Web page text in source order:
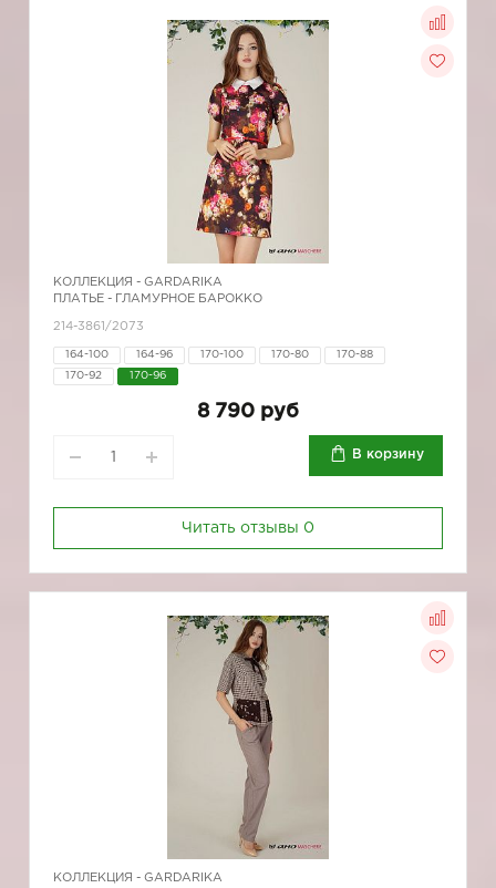
КОЛЛЕКЦИЯ - GARDARIKA
ПЛАТЬЕ - ГЛАМУРНОЕ БАРОККО
214-3861/2073
164-100 164-96 170-100 170-80 170-88
170-92 170-96
8 790 руб
В корзину
Читать отзывы 0
КОЛЛЕКЦИЯ - GARDARIKA